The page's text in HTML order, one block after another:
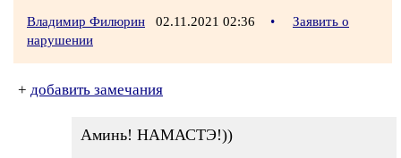
Владимир Филюрин 02.11.2021 02:36 •
Заявить о
нарушении
+ добавить замечания
Аминь! НАМАСТЭ!))